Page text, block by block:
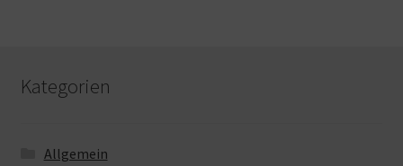
Kategorien
Allgemein